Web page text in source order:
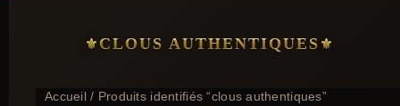
CLOUS AUTHENTIQUES
Accueil/ Produits identifiés “clous authentiques”